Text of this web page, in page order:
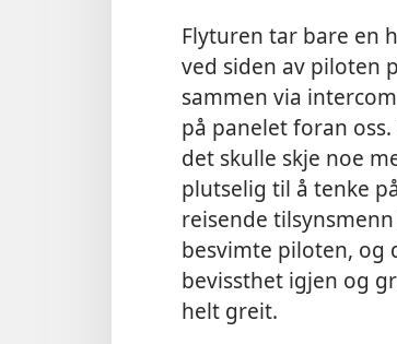
Flyturen tar bare en
ved siden av piloten
sammen via
på panelet foran
det skulle skje noe
plutselig til å tenke
reisende
besvimte piloten,
bevissthet igjen og
helt greit.